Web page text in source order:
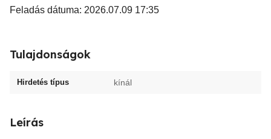
Feladás dátuma: 2026.07.09 17:35
Tulajdonságok
Hirdetés típus kínál
Leírás